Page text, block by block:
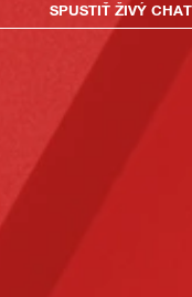
SPUSTIŤ ŽIVÝ CHAT